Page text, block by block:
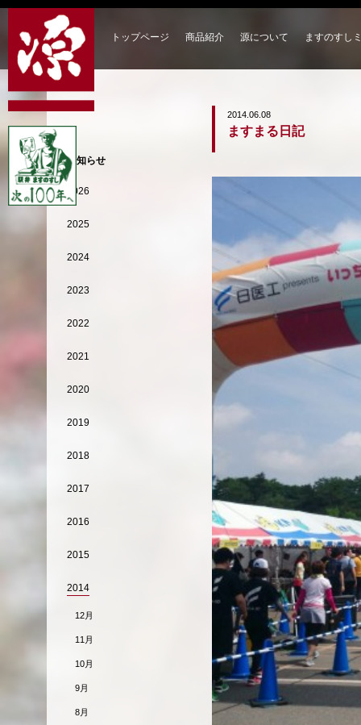
トップページ 商品紹介 源について ますのすし
2014.06.08
ますまる日記
お知らせ
2026
2025
2024
2023
2022
2021
2020
2019
2018
2017
2016
2015
2014
12月
11月
10月
9月
8月